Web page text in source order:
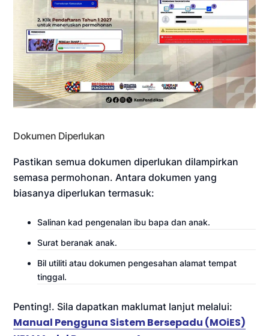
Dokumen Diperlukan
Pastikan semua dokumen diperlukan dilampirkan
semasa permohonan. Antara dokumen yang
biasanya diperlukan termasuk:
Salinan kad pengenalan ibu bapa dan anak.
Surat beranak anak.
Bil utiliti atau dokumen pengesahan alamat tempat
tinggal.
Penting!. Sila dapatkan maklumat lanjut melalui:
Manual Pengguna Sistem Bersepadu (MOiES)